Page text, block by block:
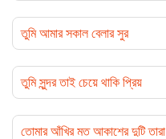
তুমি আমার সকাল বেলার সুর
তুমি সুন্দর তাই চেয়ে থাকি প্রিয়
তোমার আঁখির মত আকাশের দুটি তারা